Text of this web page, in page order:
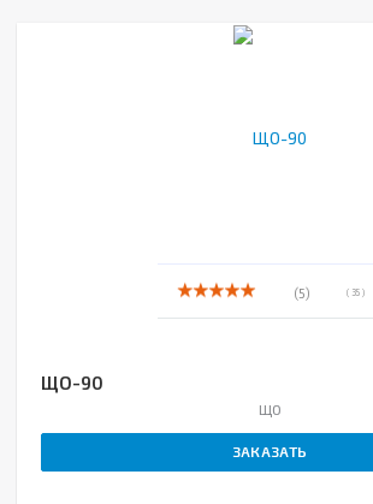
(5) ( 35 )
ЩО-90
ЩО
ЗАКАЗАТЬ